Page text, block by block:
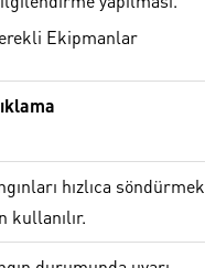
Ekipmanlar
hızlıca söndürmek
kullanılır.